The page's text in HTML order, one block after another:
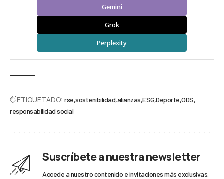
Gemini
Grok
Perplexity
ETIQUETADO: rse sostenibilidad alianzas ESG Deporte ODS
responsabilidad social
Suscríbete a nuestra newsletter
Accede a nuestro contenido e invitaciones más exclusivas.